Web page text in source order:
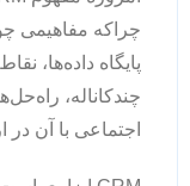
چراکه مفاهیمی
پایگاه داده‌ها،
چندکاناله،
اجتماعی با آن